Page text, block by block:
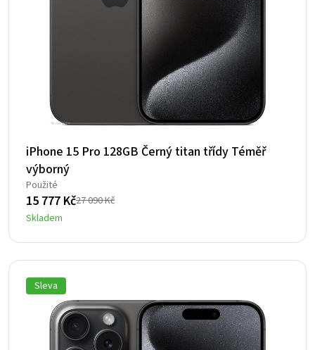
iPhone 15 Pro 128GB Černý titan třídy Téměř
výborný
Použité
27 090Kč
Původní
cena
byla:
27
090 Kč.
15 777 Kč
Aktuální
cena
je:
15
777 Kč.
Skladem
Sleva